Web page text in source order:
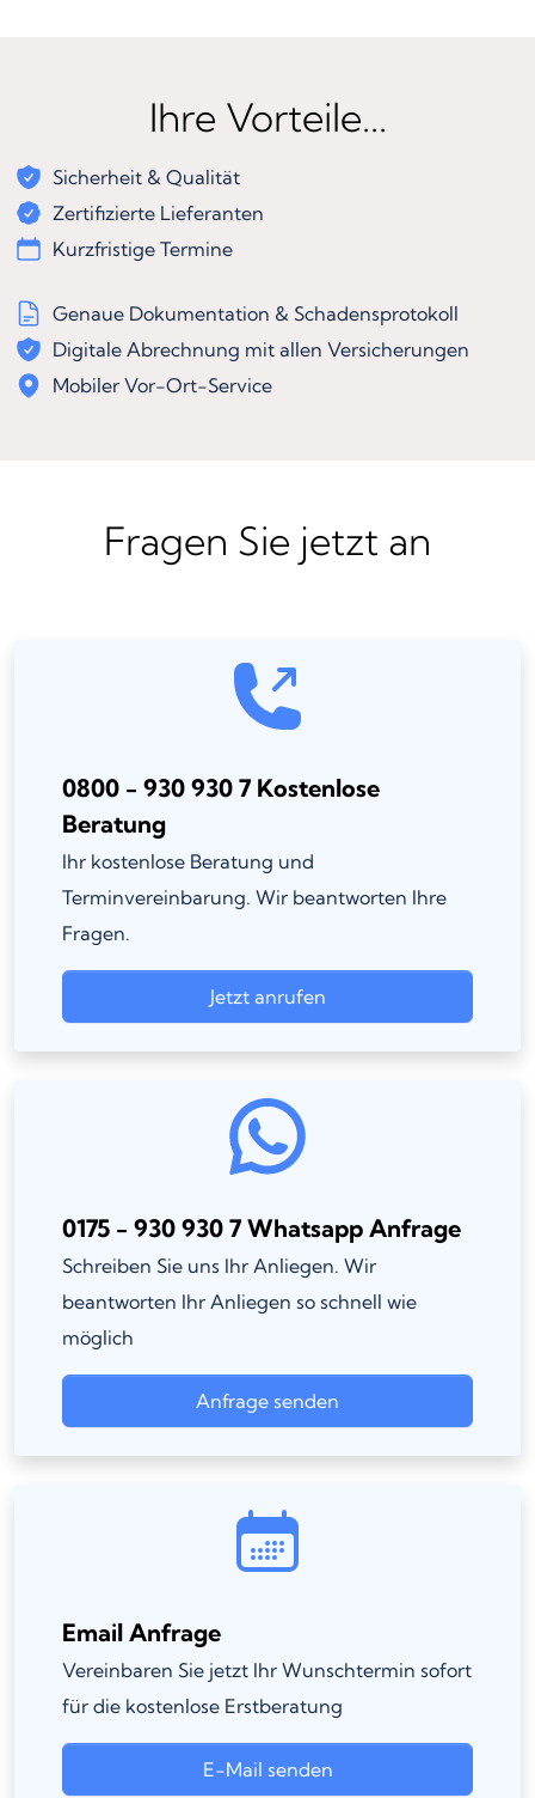
Ihre Vorteile...
Sicherheit & Qualität
Zertifizierte Lieferanten
Kurzfristige Termine
Genaue Dokumentation & Schadensprotokoll
Digitale Abrechnung mit allen Versicherungen
Mobiler Vor-Ort-Service
Fragen Sie jetzt an
0800 - 930 930 7 Kostenlose
Beratung
Ihr kostenlose Beratung und
Terminvereinbarung. Wir beantworten Ihre
Fragen.
Jetzt anrufen
0175 - 930 930 7 Whatsapp Anfrage
Schreiben Sie uns Ihr Anliegen. Wir
beantworten Ihr Anliegen so schnell wie
möglich
Anfrage senden
Email Anfrage
Vereinbaren Sie jetzt Ihr Wunschtermin sofort
für die kostenlose Erstberatung
E-Mail senden